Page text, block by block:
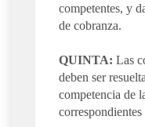
competentes, y
de cobranza.
QUINTA: Las
deben ser
competencia de